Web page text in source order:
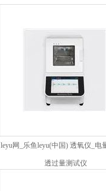
leyu网_乐鱼leyu(中国) 透氧仪_电
透过量测试仪